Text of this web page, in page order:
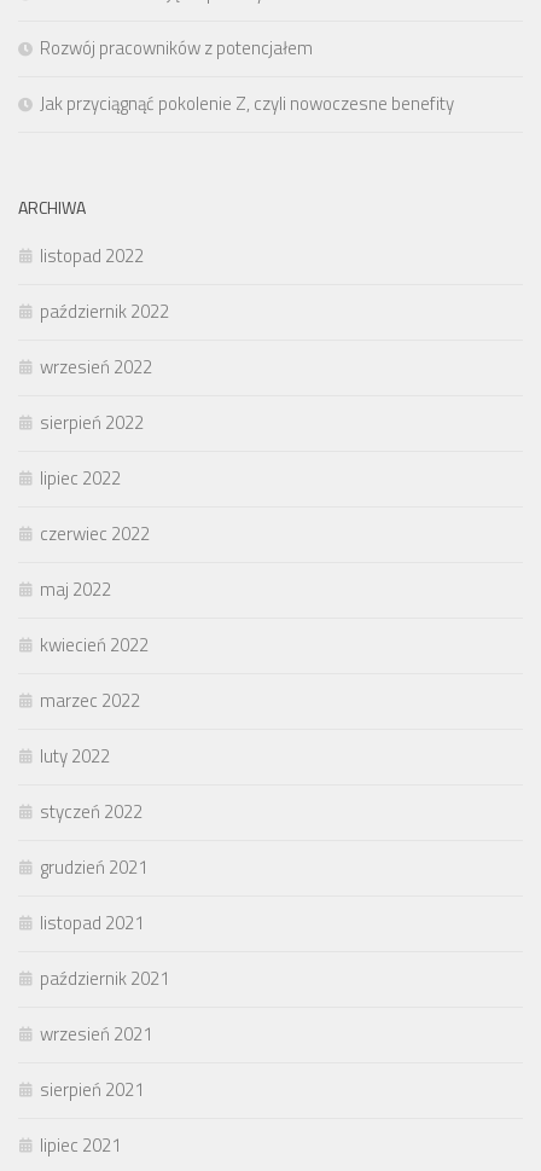
Rozwój pracowników z potencjałem
Jak przyciągnąć pokolenie Z, czyli nowoczesne benefity
ARCHIWA
listopad 2022
październik 2022
wrzesień 2022
sierpień 2022
lipiec 2022
czerwiec 2022
maj 2022
kwiecień 2022
marzec 2022
luty 2022
styczeń 2022
grudzień 2021
listopad 2021
październik 2021
wrzesień 2021
sierpień 2021
lipiec 2021